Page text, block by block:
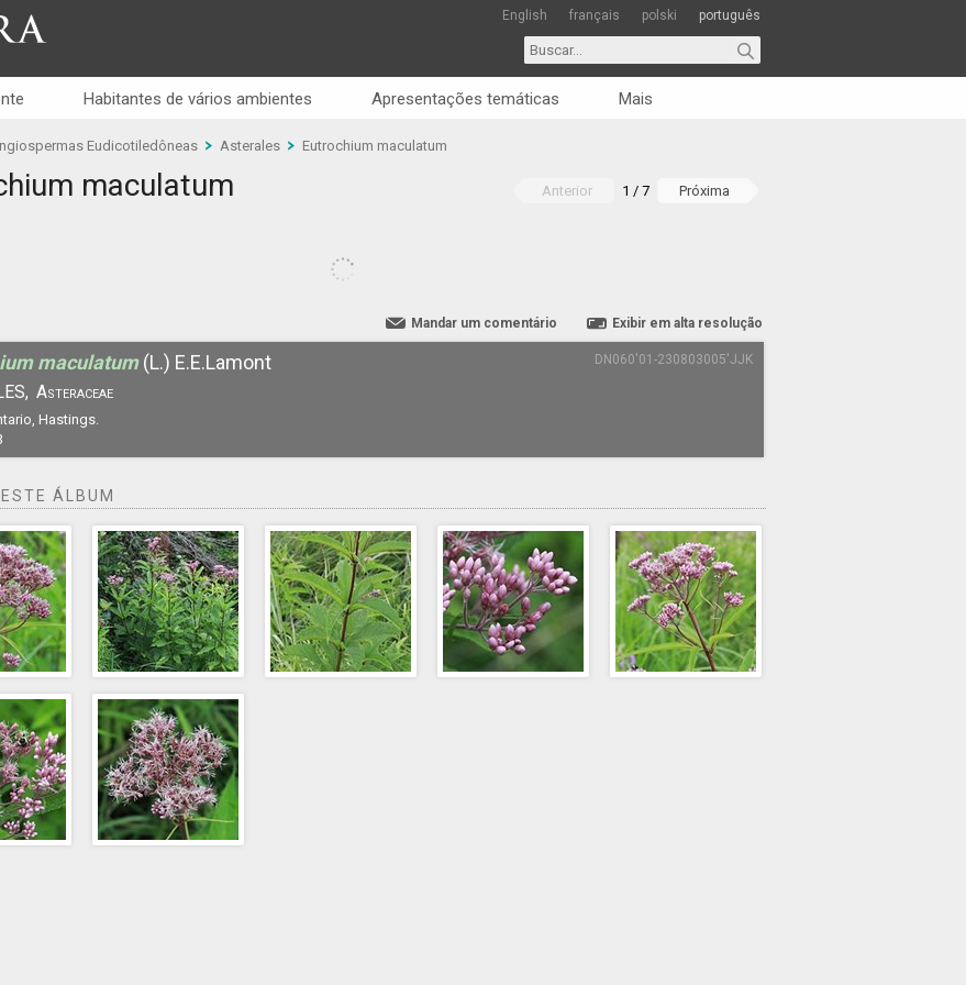
English français polski português
Habitantes de vários ambientes Apresentações temáticas Mais
Eudicotiledôneas Asterales Eutrochium maculatum
maculatum Anterior 1 / 7 Próxima
Exibir em alta resolução
Mandar um comentário
maculatum (L.) E.E.Lamont
Asteraceae
Hastings.
DN060'01-230803005'JJK
ÁLBUM